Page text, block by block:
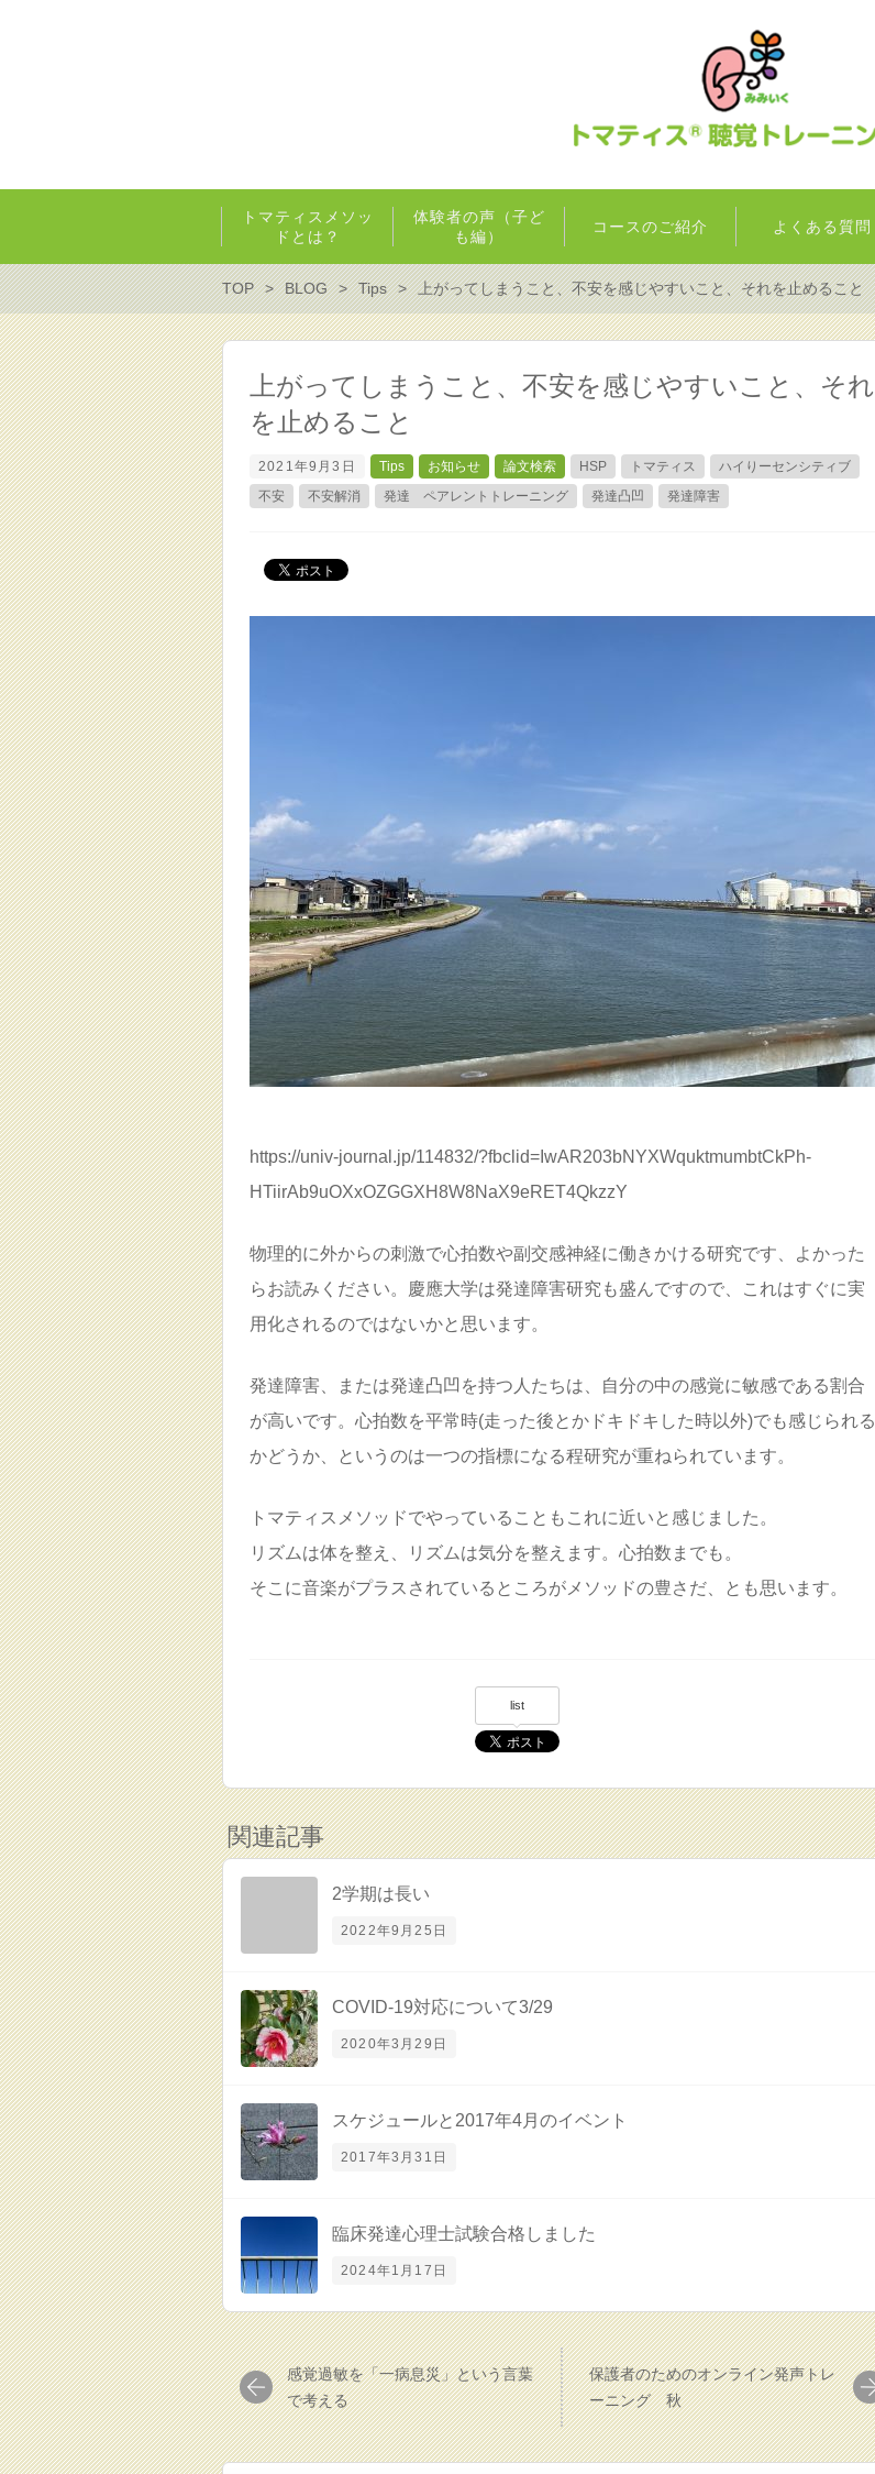
トマティスメソッ
ドとは？
体験者の声（子ど
も編）
コースのご紹介 よくある質問
TOP BLOG Tips 上がってしまうこと、不安を感じやすいこと、それを止めること
上がってしまうこと、不安を感じやすいこと、それ
を止めること
2021年9月3日 Tips お知らせ 論文検索 HSP トマティス
ハイりーセンシティブ
不安
不安解消 発達 ペアレントトレーニング 発達凸凹 発達障害
https://univ-journal.jp/114832/?fbclid=IwAR203bNYXWquktmumbtCkPh-
HTiirAb9uOXxOZGGXH8W8NaX9eRET4QkzzY
物理的に外からの刺激で心拍数や副交感神経に働きかける研究です、よかった
らお読みください。慶應大学は発達障害研究も盛んですので、これはすぐに実
用化されるのではないかと思います。
発達障害、または発達凸凹を持つ人たちは、自分の中の感覚に敏感である割合
が高いです。心拍数を平常時(走った後とかドキドキした時以外)でも感じられる
かどうか、というのは一つの指標になる程研究が重ねられています。
トマティスメソッドでやっていることもこれに近いと感じました。
リズムは体を整え、リズムは気分を整えます。心拍数までも。
そこに音楽がプラスされているところがメソッドの豊さだ、とも思います。
list
関連記事
2学期は長い
2022年9月25日
COVID-19対応について3/29
2020年3月29日
スケジュールと2017年4月のイベント
2017年3月31日
臨床発達心理士試験合格しました
2024年1月17日
感覚過敏を「一病息災」という言葉
で考える
保護者のためのオンライン発声トレ
ーニング 秋